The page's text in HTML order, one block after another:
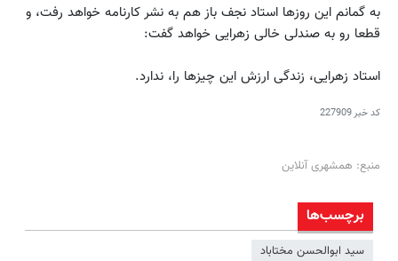
به گمانم این روزها استاد نجف باز هم به نشر کارنامه خواهد رفت، و
قطعا رو به صندلی خالی زهرایی خواهد گفت:
استاد زهرایی، زندگی ارزش این چیزها را، ندارد.
کد خبر227909
منبع: همشهری آنلاین
برچسب‌ها
سید ابوالحسن مختاباد